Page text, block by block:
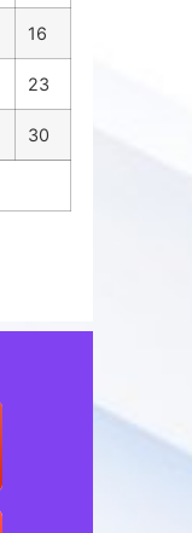
16
23
30